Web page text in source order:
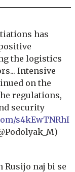
has
the logistics
Intensive
on the
regulations,
security
s4kEwTNRhI
naj bi se